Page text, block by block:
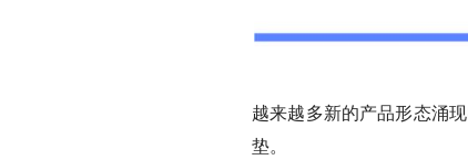
越来越多新的产品形态涌
垫。